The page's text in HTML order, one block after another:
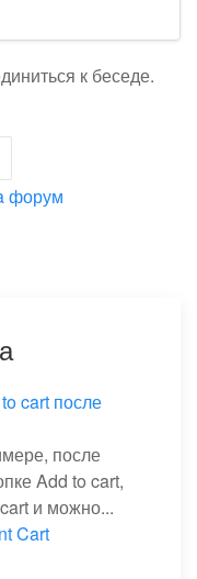
к беседе.
форум
cart после
после
Add to cart,
и можно...
Cart